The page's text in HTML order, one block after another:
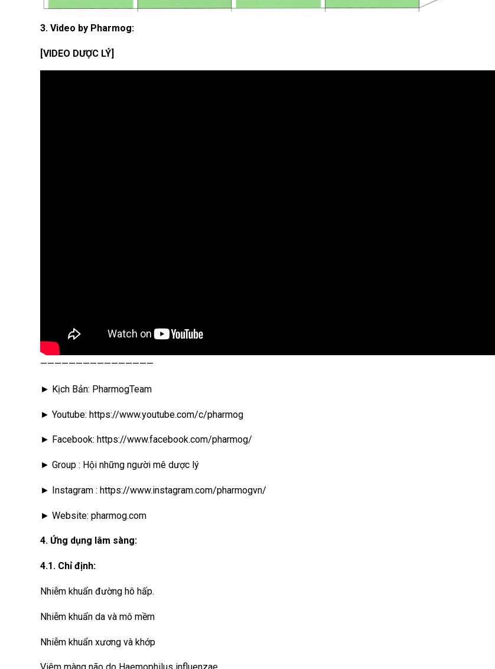
3. Video by Pharmog:
[VIDEO DƯỢC LÝ]
————————————————
► Kịch Bản: PharmogTeam
► Youtube: https://www.youtube.com/c/pharmog
► Facebook: https://www.facebook.com/pharmog/
► Group : Hội những người mê dược lý
► Instagram : https://www.instagram.com/pharmogvn/
► Website: pharmog.com
4. Ứng dụng lâm sàng:
4.1. Chỉ định:
Nhiễm khuẩn đường hô hấp.
Nhiễm khuẩn da và mô mềm
Nhiễm khuẩn xương và khớp